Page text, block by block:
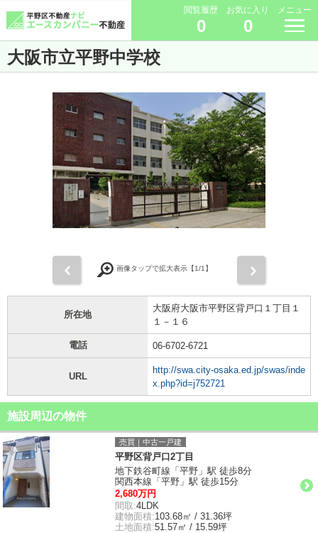
閲覧履歴
0
お気に入り
0
メニュー
大阪市立平野中学校
画像タップで拡大表示【1/1】
所在地
大阪府大阪市平野区背戸口１丁目１
１－１６
電話 06-6702-6721
URL
http://swa.city-osaka.ed.jp/swas/inde
x.php?id=j752721
施設周辺の物件
売買｜中古一戸建
平野区背戸口2丁目
地下鉄谷町線「平野」駅 徒歩8分
関西本線「平野」駅 徒歩15分
2,680万円
間取:4LDK
建物面積:103.68㎡ / 31.36坪
土地面積:51.57㎡ / 15.59坪